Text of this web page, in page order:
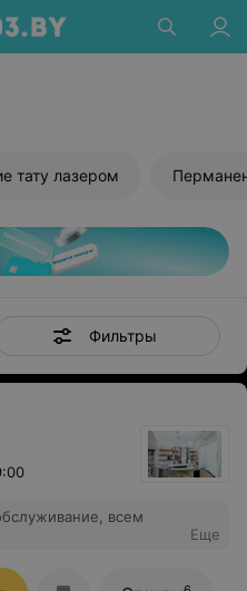
тату лазером
Фильтры
всем
Еще